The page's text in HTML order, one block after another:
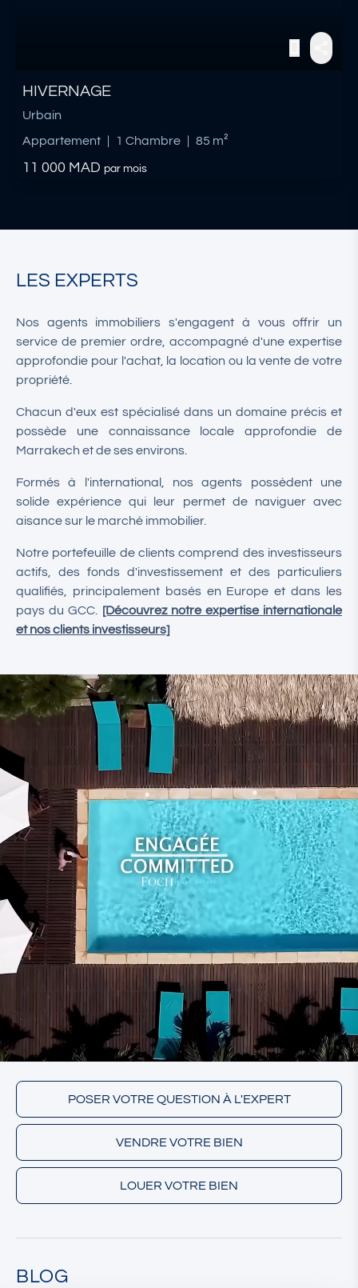
HIVERNAGE
Urbain
Appartement
1 Chambre 85 m²
11 000 MAD par mois
LES EXPERTS
Nos agents immobiliers s'engagent à vous offrir un
service de premier ordre, accompagné d'une expertise
approfondie pour l'achat, la location ou la vente de votre
propriété.
Chacun d'eux est spécialisé dans un domaine précis et
possède une connaissance locale approfondie de
Marrakech et de ses environs.
Formés à l'international, nos agents possèdent une
solide expérience qui leur permet de naviguer avec
aisance sur le marché immobilier.
Notre portefeuille de clients comprend des investisseurs
actifs, des fonds d'investissement et des particuliers
qualifiés, principalement basés en Europe et dans les
pays du GCC. [Découvrez notre expertise internationale
et nos clients investisseurs]
POSER VOTRE QUESTION À L'EXPERT
VENDRE VOTRE BIEN
LOUER VOTRE BIEN
BLOG